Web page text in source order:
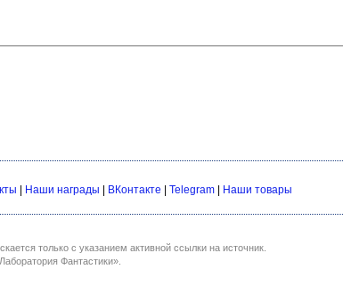
Наши награды ВКонтакте Telegram Наши товары
только с указанием активной ссылки на источник.
Фантастики».